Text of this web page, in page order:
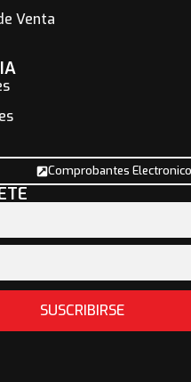
Comprobantes
Venta
SUSCRIBIRSE